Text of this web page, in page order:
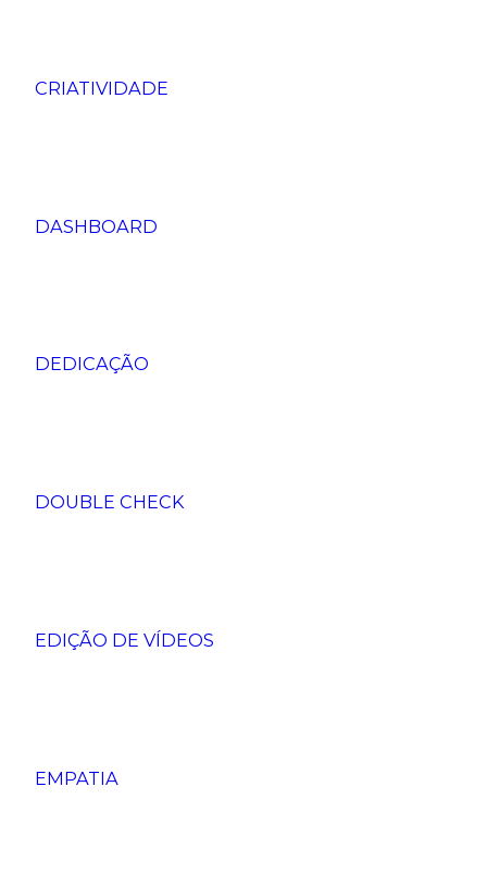
CRIATIVIDADE
DASHBOARD
DEDICAÇÃO
DOUBLE CHECK
EDIÇÃO DE VÍDEOS
EMPATIA